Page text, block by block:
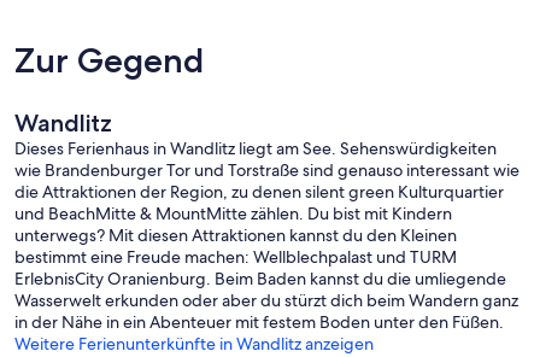
Zur Gegend
Wandlitz
Dieses Ferienhaus in Wandlitz liegt am See. Sehenswürdigkeiten
wie Brandenburger Tor und Torstraße sind genauso interessant wie
die Attraktionen der Region, zu denen silent green Kulturquartier
und BeachMitte & MountMitte zählen. Du bist mit Kindern
unterwegs? Mit diesen Attraktionen kannst du den Kleinen
bestimmt eine Freude machen: Wellblechpalast und TURM
ErlebnisCity Oranienburg. Beim Baden kannst du die umliegende
Wasserwelt erkunden oder aber du stürzt dich beim Wandern ganz
in der Nähe in ein Abenteuer mit festem Boden unter den Füßen.
Weitere Ferienunterkünfte in Wandlitz anzeigen